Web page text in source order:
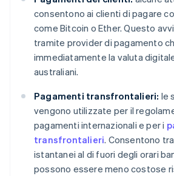
consentono ai clienti di pagare
come Bitcoin o Ether. Questo
tramite provider di pagamento
immediatamente la valuta
australiani.
Pagamenti transfrontalieri: le
vengono utilizzate per il
pagamenti internazionali e per i
transfrontalieri. Consentono
istantanei al di fuori degli orari
possono essere meno costose